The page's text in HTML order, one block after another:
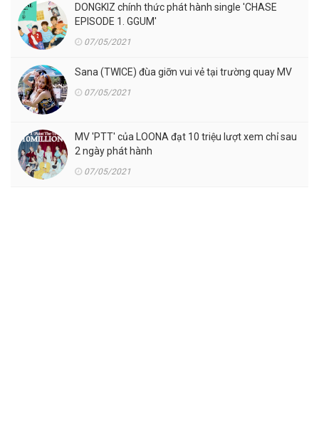
DONGKIZ chính thức phát hành single 'CHASE
EPISODE 1. GGUM'
07/05/2021
Sana (TWICE) đùa giỡn vui vẻ tại trường quay MV
07/05/2021
MV 'PTT' của LOONA đạt 10 triệu lượt xem chỉ sau
2 ngày phát hành
07/05/2021